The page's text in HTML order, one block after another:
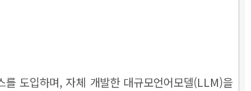
도입하며, 자체 개발한 대규모언어모델(LLM)을